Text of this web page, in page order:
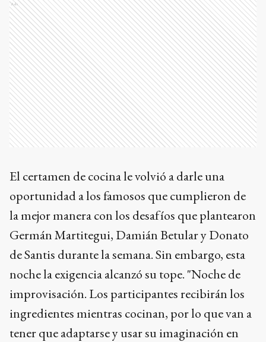
Ads
El certamen de cocina le volvió a darle una
oportunidad a los famosos que cumplieron de
la mejor manera con los desafíos que plantearon
Germán Martitegui, Damián Betular y Donato
de Santis durante la semana. Sin embargo, esta
noche la exigencia alcanzó su tope. "Noche de
improvisación. Los participantes recibirán los
ingredientes mientras cocinan, por lo que van a
tener que adaptarse y usar su imaginación en